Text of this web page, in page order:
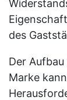
des
Der
Marke